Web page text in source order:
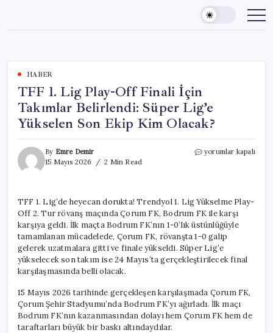
content
HABER
TFF 1. Lig Play-Off Finali İçin
Takımlar Belirlendi: Süper Lig’e
Yükselen Son Ekip Kim Olacak?
By Emre Demir
15 Mayıs 2026
2 Min Read
TFF
Finali
İçin
Takımlar
Belirlendi:
Süper
Lig’e
Yükselen
Kim
Olacak?
için
yorumlar kapalı
TFF 1. Lig’de heyecan dorukta! Trendyol 1. Lig Yükselme Play-
Off 2. Tur rövanş maçında Çorum FK, Bodrum FK ile karşı
karşıya geldi. İlk maçta Bodrum FK’nın 1-0’lık üstünlüğüyle
tamamlanan mücadelede, Çorum FK, rövanşta 1-0 galip
gelerek uzatmalara gitti ve finale yükseldi. Süper Lig’e
yükselecek son takım ise 24 Mayıs’ta gerçekleştirilecek final
karşılaşmasında belli olacak.
15 Mayıs 2026 tarihinde gerçekleşen karşılaşmada Çorum FK,
Çorum Şehir Stadyumu’nda Bodrum FK’yı ağırladı. İlk maçı
Bodrum FK’nın kazanmasından dolayı hem Çorum FK hem de
taraftarları büyük bir baskı altındaydılar.